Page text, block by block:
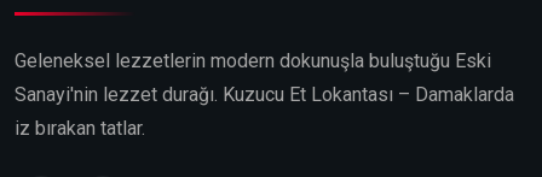
Geleneksel lezzetlerin modern dokunuşla buluştuğu Eski
Sanayi'nin lezzet durağı. Kuzucu Et Lokantası – Damaklarda
iz bırakan tatlar.